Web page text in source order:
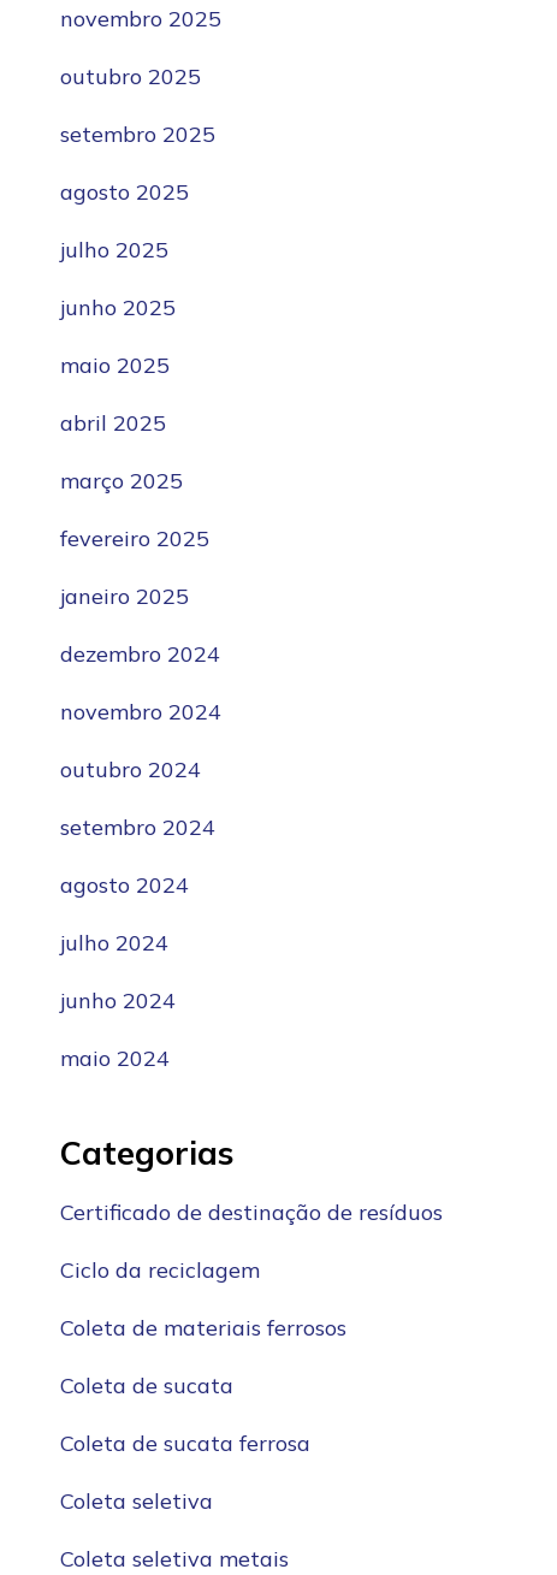
novembro 2025
outubro 2025
setembro 2025
agosto 2025
julho 2025
junho 2025
maio 2025
abril 2025
março 2025
fevereiro 2025
janeiro 2025
dezembro 2024
novembro 2024
outubro 2024
setembro 2024
agosto 2024
julho 2024
junho 2024
maio 2024
Categorias
Certificado de destinação de resíduos
Ciclo da reciclagem
Coleta de materiais ferrosos
Coleta de sucata
Coleta de sucata ferrosa
Coleta seletiva
Coleta seletiva metais